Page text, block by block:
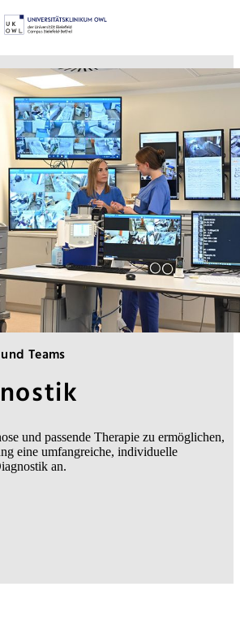
Diagnostik
Teams
und passende Therapie zu ermöglichen,
eine umfangreiche, individuelle
an.